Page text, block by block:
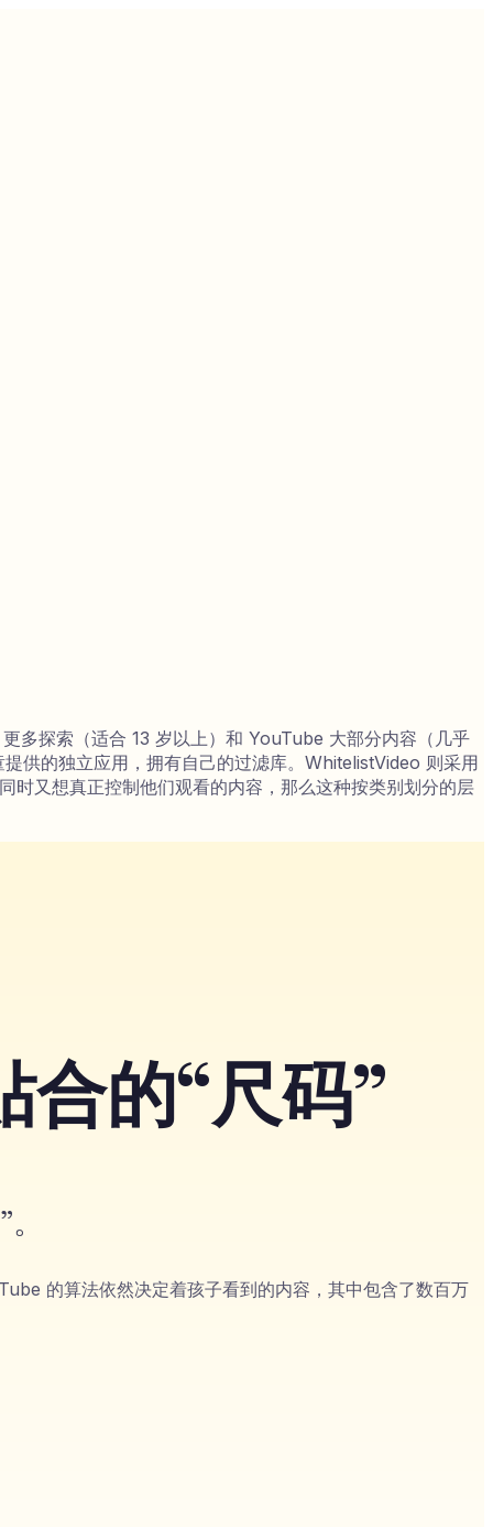
多探索（适合 13 岁以上）和 YouTube 大部分内容（几乎
供的独立应用，拥有自己的过滤库。WhitelistVideo 则采用
又想真正控制他们观看的内容，那么这种按类别划分的层
合的“尺码”
的算法依然决定着孩子看到的内容，其中包含了数百万